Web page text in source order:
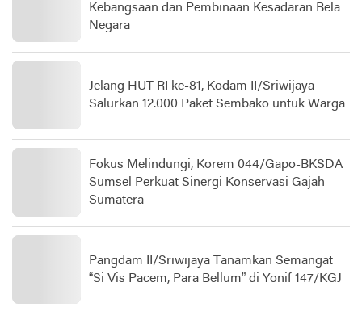
Kebangsaan dan Pembinaan Kesadaran Bela
Negara
Jelang HUT RI ke-81, Kodam II/Sriwijaya
Salurkan 12.000 Paket Sembako untuk Warga
Fokus Melindungi, Korem 044/Gapo-BKSDA
Sumsel Perkuat Sinergi Konservasi Gajah
Sumatera
Pangdam II/Sriwijaya Tanamkan Semangat
“Si Vis Pacem, Para Bellum” di Yonif 147/KGJ